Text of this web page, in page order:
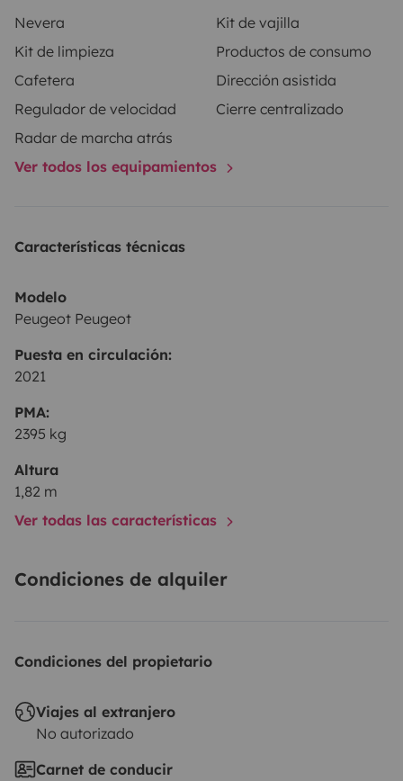
Nevera
Kit de vajilla
Kit de limpieza
Productos de consumo
Cafetera
Dirección asistida
Regulador de velocidad
Cierre centralizado
Radar de marcha atrás
Ver todos los equipamientos
Características técnicas
Modelo
Peugeot Peugeot
Puesta en circulación:
2021
PMA:
2395 kg
Altura
1,82 m
Ver todas las características
Condiciones de alquiler
Condiciones del propietario
Viajes al extranjero
No autorizado
Carnet de conducir